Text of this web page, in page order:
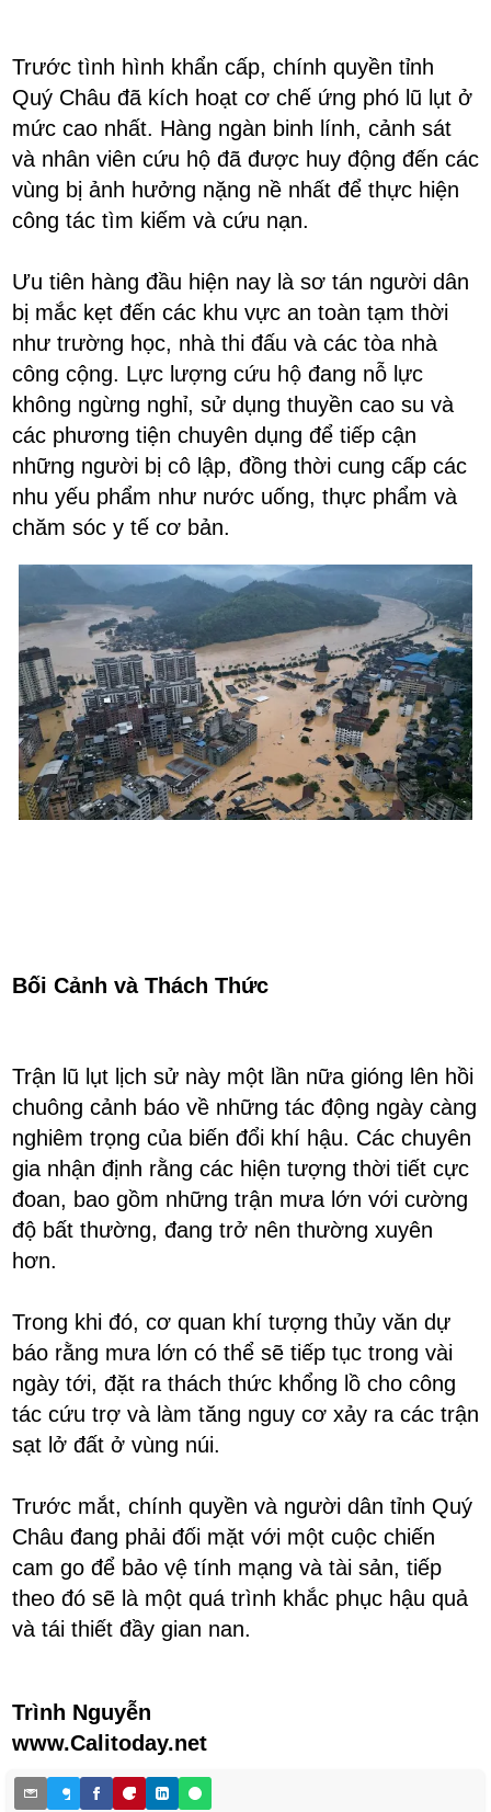
Trước tình hình khẩn cấp, chính quyền tỉnh
Quý Châu đã kích hoạt cơ chế ứng phó lũ lụt ở
mức cao nhất. Hàng ngàn binh lính, cảnh sát
và nhân viên cứu hộ đã được huy động đến các
vùng bị ảnh hưởng nặng nề nhất để thực hiện
công tác tìm kiếm và cứu nạn.
Ưu tiên hàng đầu hiện nay là sơ tán người dân
bị mắc kẹt đến các khu vực an toàn tạm thời
như trường học, nhà thi đấu và các tòa nhà
công cộng. Lực lượng cứu hộ đang nỗ lực
không ngừng nghỉ, sử dụng thuyền cao su và
các phương tiện chuyên dụng để tiếp cận
những người bị cô lập, đồng thời cung cấp các
nhu yếu phẩm như nước uống, thực phẩm và
chăm sóc y tế cơ bản.
Bối Cảnh và Thách Thức
Trận lũ lụt lịch sử này một lần nữa gióng lên hồi
chuông cảnh báo về những tác động ngày càng
nghiêm trọng của biến đổi khí hậu. Các chuyên
gia nhận định rằng các hiện tượng thời tiết cực
đoan, bao gồm những trận mưa lớn với cường
độ bất thường, đang trở nên thường xuyên
hơn.
Trong khi đó, cơ quan khí tượng thủy văn dự
báo rằng mưa lớn có thể sẽ tiếp tục trong vài
ngày tới, đặt ra thách thức khổng lồ cho công
tác cứu trợ và làm tăng nguy cơ xảy ra các trận
sạt lở đất ở vùng núi.
Trước mắt, chính quyền và người dân tỉnh Quý
Châu đang phải đối mặt với một cuộc chiến
cam go để bảo vệ tính mạng và tài sản, tiếp
theo đó sẽ là một quá trình khắc phục hậu quả
và tái thiết đầy gian nan.
Trình Nguyễn
www.Calitoday.net